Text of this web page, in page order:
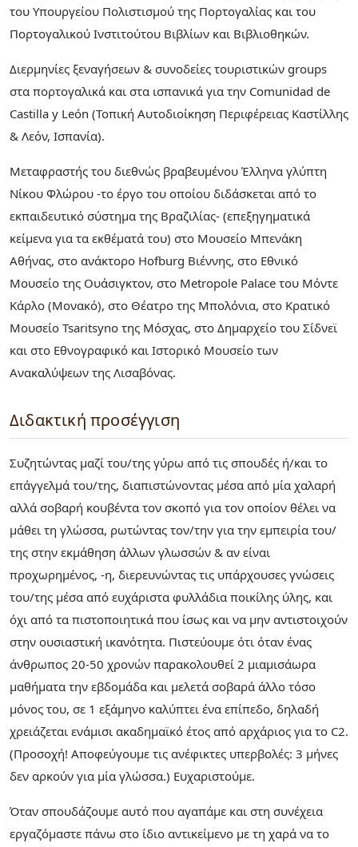
του Υπουργείου Πολιστισμού της Πορτογαλίας και του
Πορτογαλικού Ινστιτούτου Βιβλίων και Βιβλιοθηκών.
Διερμηνίες ξεναγήσεων & συνοδείες τουριστικών groups
στα πορτογαλικά και στα ισπανικά για την Comunidad de
Castilla y León (Τοπική Αυτοδιοίκηση Περιφέρειας Καστίλλης
& Λεόν, Ισπανία).
Μεταφραστής του διεθνώς βραβευμένου Έλληνα γλύπτη
Νίκου Φλώρου -το έργο του οποίου διδάσκεται από το
εκπαιδευτικό σύστημα της Βραζιλίας- (επεξηγηματικά
κείμενα για τα εκθέματά του) στο Μουσείο Μπενάκη
Αθήνας, στο ανάκτορο Hofburg Βιέννης, στο Εθνικό
Μουσείο της Ουάσιγκτον, στο Metropole Palace του Μόντε
Κάρλο (Μονακό), στο Θέατρο της Μπολόνια, στο Κρατικό
Μουσείο Tsaritsyno της Μόσχας, στο Δημαρχείο του Σίδνεϊ
και στο Εθνογραφικό και Ιστορικό Μουσείο των
Ανακαλύψεων της Λισαβόνας.
Διδακτική προσέγγιση
Συζητώντας μαζί του/της γύρω από τις σπουδές ή/και το
επάγγελμά του/της, διαπιστώνοντας μέσα από μία χαλαρή
αλλά σοβαρή κουβέντα τον σκοπό για τον οποίον θέλει να
μάθει τη γλώσσα, ρωτώντας τον/την για την εμπειρία του/
της στην εκμάθηση άλλων γλωσσών & αν είναι
προχωρημένος, -η, διερευνώντας τις υπάρχουσες γνώσεις
του/της μέσα από ευχάριστα φυλλάδια ποικίλης ύλης, και
όχι από τα πιστοποιητικά που ίσως και να μην αντιστοιχούν
στην ουσιαστική ικανότητα. Πιστεύουμε ότι όταν ένας
άνθρωπος 20-50 χρονών παρακολουθεί 2 μιαμισάωρα
μαθήματα την εβδομάδα και μελετά σοβαρά άλλο τόσο
μόνος του, σε 1 εξάμηνο καλύπτει ένα επίπεδο, δηλαδή
χρειάζεται ενάμισι ακαδημαϊκό έτος από αρχάριος για το C2.
(Προσοχή! Αποφεύγουμε τις ανέφικτες υπερβολές: 3 μήνες
δεν αρκούν για μία γλώσσα.) Ευχαριστούμε.
Όταν σπουδάζουμε αυτό που αγαπάμε και στη συνέχεια
εργαζόμαστε πάνω στο ίδιο αντικείμενο με τη χαρά να το